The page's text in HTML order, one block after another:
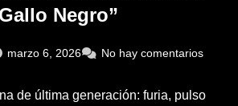
Gallo Negro”
marzo 6, 2026 No hay comentarios
de última generación: furia, pulso